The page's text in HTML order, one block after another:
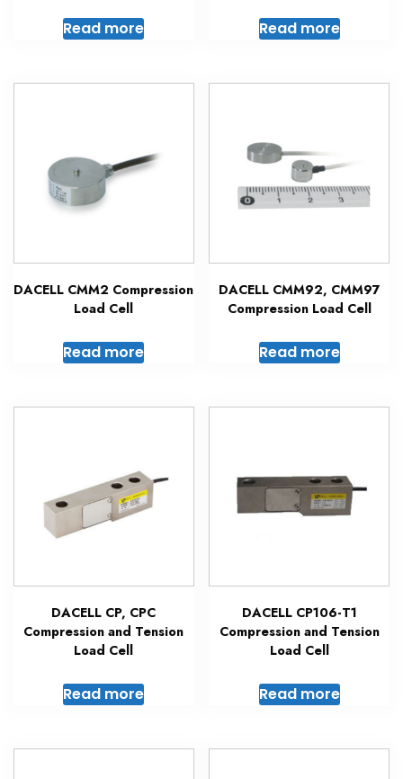
Read more Read more
DACELL CMM2 Compression
Load Cell
Read more
DACELL CMM92, CMM97
Compression Load Cell
Read more
DACELL CP, CPC
Compression and Tension
Load Cell
Read more
DACELL CP106-T1
Compression and Tension
Load Cell
Read more